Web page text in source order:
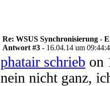
Re: WSUS Synchronisierung -
Antwort #3 - 16.04.14 um
phatair schrieb on
nein nicht ganz,